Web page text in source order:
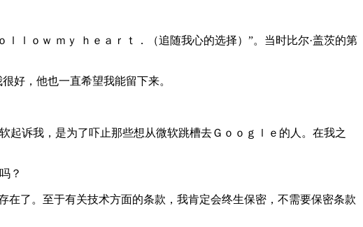
ｌｏｗ ｍｙ ｈｅａｒｔ．（追随我心的选择）”。当时比尔·盖茨的第
好，他也一直希望我能留下来。
诉我，是为了吓止那些想从微软跳槽去Ｇｏｏｇｌｅ的人。在我之
？
了。至于有关技术方面的条款，我肯定会终生保密，不需要保密条款